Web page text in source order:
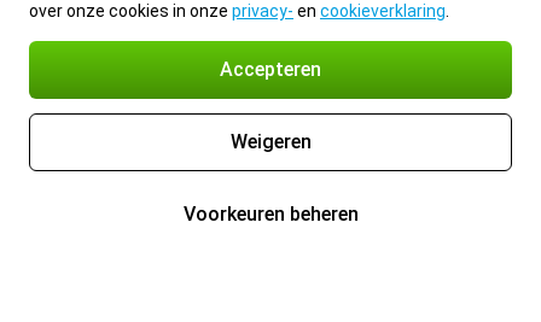
over onze cookies in onze privacy- en cookieverklaring
Accepteren
Weigeren
Voorkeuren beheren